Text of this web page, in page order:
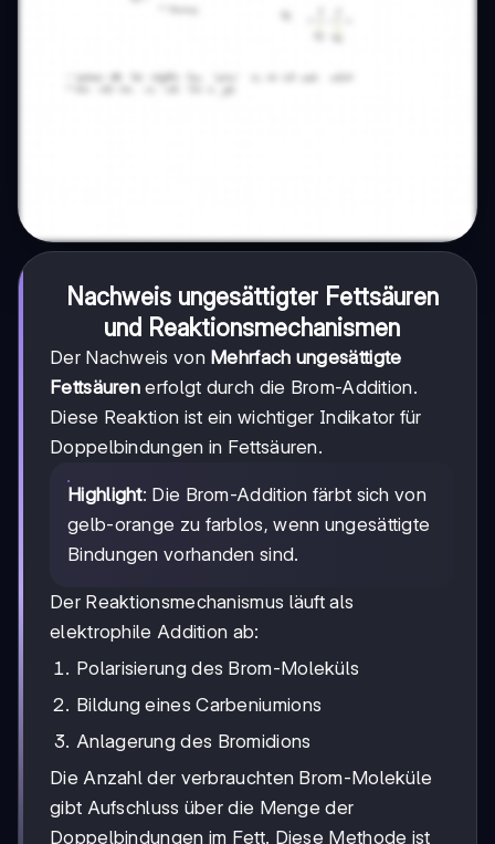
Nachweis ungesättigter Fettsäuren
und Reaktionsmechanismen
Der Nachweis von Mehrfach ungesättigte
Fettsäuren erfolgt durch die Brom-Addition.
Diese Reaktion ist ein wichtiger Indikator für
Doppelbindungen in Fettsäuren.
Highlight: Die Brom-Addition färbt sich von
gelb-orange zu farblos, wenn ungesättigte
Bindungen vorhanden sind.
Der Reaktionsmechanismus läuft als
elektrophile Addition ab:
Polarisierung des Brom-Moleküls
Bildung eines Carbeniumions
Anlagerung des Bromidions
Die Anzahl der verbrauchten Brom-Moleküle
gibt Aufschluss über die Menge der
Doppelbindungen im Fett. Diese Methode ist